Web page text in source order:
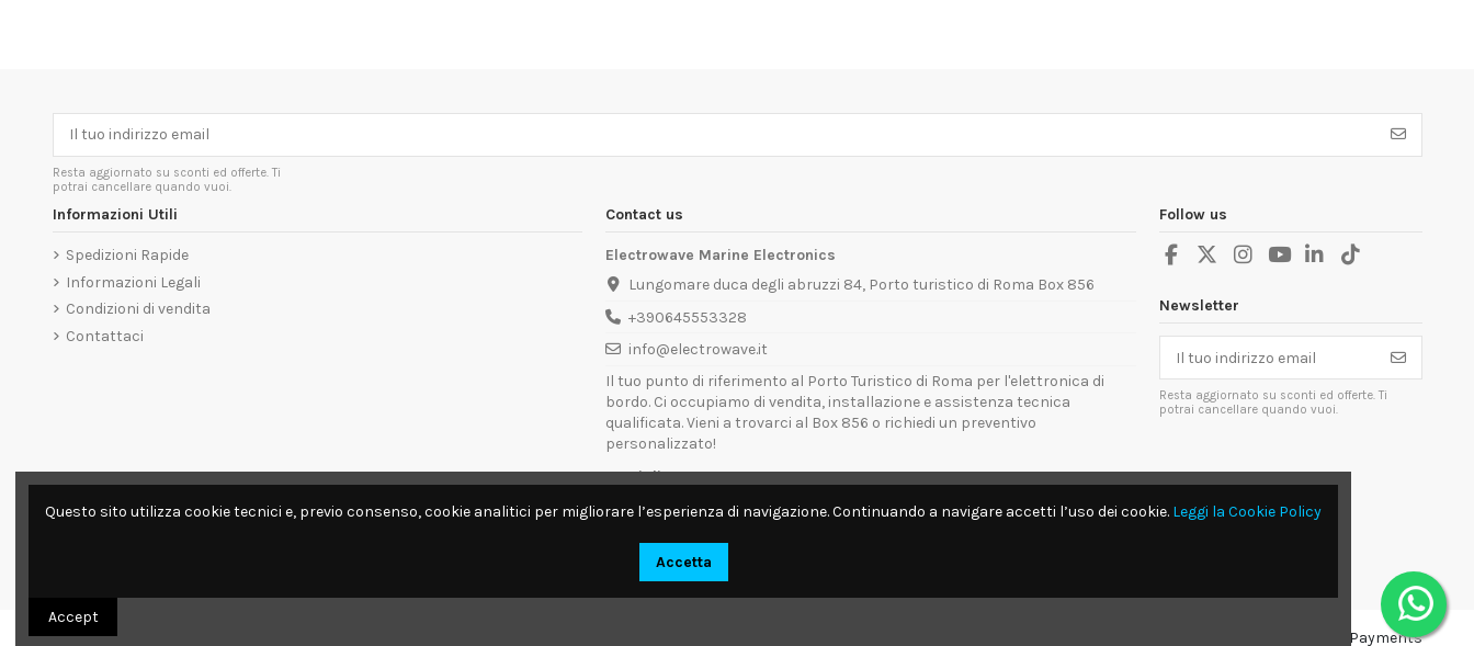
Resta aggiornato su sconti ed offerte. Ti
potrai cancellare quando vuoi.
Informazioni Utili
Spedizioni Rapide
Informazioni Legali
Condizioni di vendita
Contattaci
Contact us
Electrowave Marine Electronics
Lungomare duca degli abruzzi 84, Porto turistico di Roma Box 856
+390645553328
info@electrowave.it
Il tuo punto di riferimento al Porto Turistico di Roma per l'elettronica di
bordo. Ci occupiamo di vendita, installazione e assistenza tecnica
qualificata. Vieni a trovarci al Box 856 o richiedi un preventivo
personalizzato!
Orari di Apertura:
Lunedì - Venerdì: 09:00 - 13:00 / 14:00 - 18:00
Disponibili per interventi tecnici direttamente a bordo.
Follow us
Newsletter
Resta aggiornato su sconti ed offerte. Ti
potrai cancellare quando vuoi.
Questo sito utilizza cookie tecnici e, previo consenso, cookie analitici per migliorare l’esperienza di navigazione. Continuando a navigare accetti l’uso dei cookie. Leggi la Cookie Policy
Accetta
Accept